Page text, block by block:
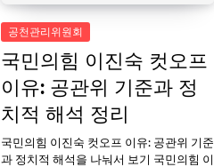
공천관리위원회
국민의힘 이진숙 컷오프
이유: 공관위 기준과 정
치적 해석 정리
국민의힘 이진숙 컷오프 이유: 공관위 기준
과 정치적 해석을 나눠서 보기 국민의힘 이